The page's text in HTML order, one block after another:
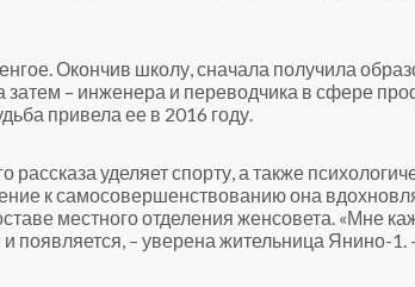
Окончив школу, сначала получила
затем – инженера и переводчика в сфере
привела ее в 2016 году.
уделяет спорту, а также
к самосовершенствованию она
местного отделения женсовета. «Мне
появляется, – уверена жительница Янино-